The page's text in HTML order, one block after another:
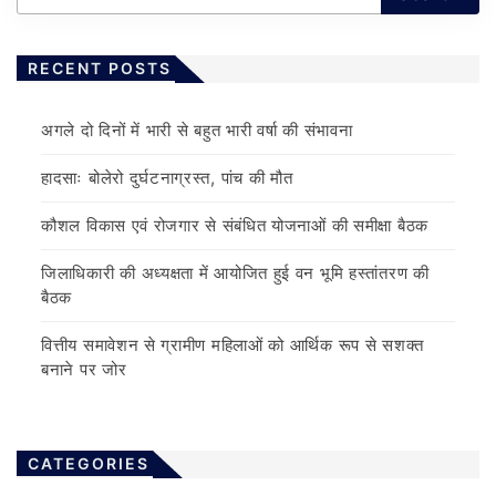
RECENT POSTS
अगले दो दिनों में भारी से बहुत भारी वर्षा की संभावना
हादसाः बोलेरो दुर्घटनाग्रस्त, पांच की मौत
कौशल विकास एवं रोजगार से संबंधित योजनाओं की समीक्षा बैठक
जिलाधिकारी की अध्यक्षता में आयोजित हुई वन भूमि हस्तांतरण की
बैठक
वित्तीय समावेशन से ग्रामीण महिलाओं को आर्थिक रूप से सशक्त
बनाने पर जोर
CATEGORIES